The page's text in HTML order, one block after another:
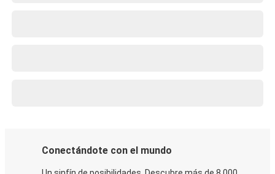
Conectándote con el mundo